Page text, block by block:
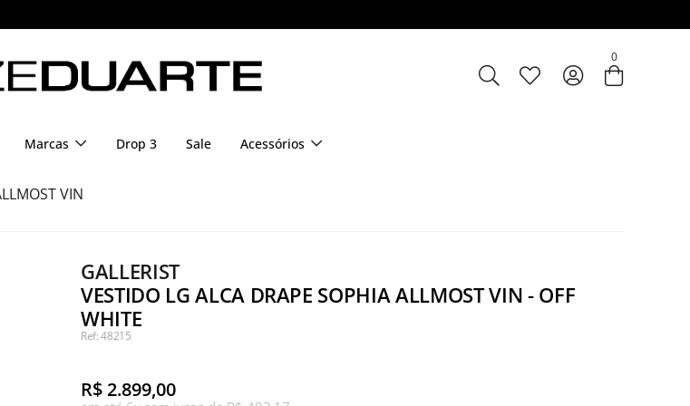
0
Marcas Drop 3 Sale Acessórios
VIN
GALLERIST
VESTIDO LG ALCA DRAPE SOPHIA ALLMOST VIN - OFF
WHITE
Ref: 48215
R$2.899,00